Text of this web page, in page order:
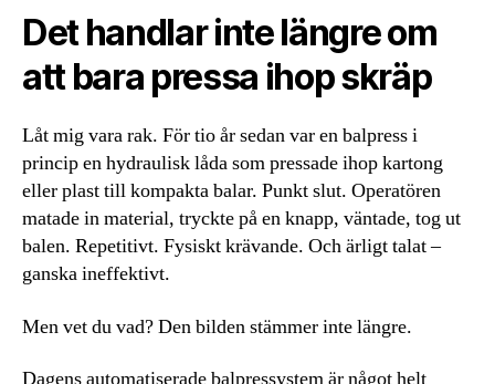
Det handlar inte längre om
att bara pressa ihop skräp
Låt mig vara rak. För tio år sedan var en balpress i
princip en hydraulisk låda som pressade ihop kartong
eller plast till kompakta balar. Punkt slut. Operatören
matade in material, tryckte på en knapp, väntade, tog ut
balen. Repetitivt. Fysiskt krävande. Och ärligt talat –
ganska ineffektivt.
Men vet du vad? Den bilden stämmer inte längre.